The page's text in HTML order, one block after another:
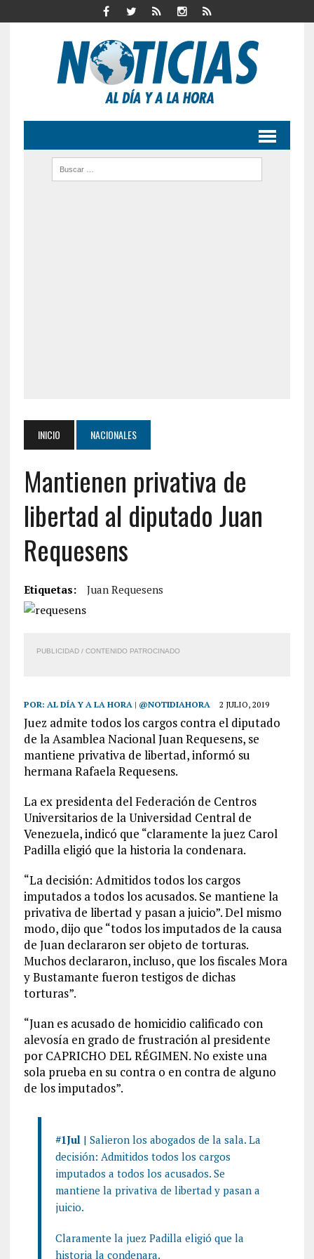
INICIO NACIONALES
Mantienen privativa de
libertad al diputado Juan
Requesens
Etiquetas: Juan Requesens
PUBLICIDAD / CONTENIDO PATROCINADO
POR: AL DÍA Y A LA HORA | @NOTIDIAHORA 2 JULIO, 2019
Juez admite todos los cargos contra el diputado
de la Asamblea Nacional Juan Requesens, se
mantiene privativa de libertad, informó su
hermana Rafaela Requesens.
La ex presidenta del Federación de Centros
Universitarios de la Universidad Central de
Venezuela, indicó que “claramente la juez Carol
Padilla eligió que la historia la condenara.
“La decisión: Admitidos todos los cargos
imputados a todos los acusados. Se mantiene la
privativa de libertad y pasan a juicio”. Del mismo
modo, dijo que “todos los imputados de la causa
de Juan declararon ser objeto de torturas.
Muchos declararon, incluso, que los fiscales Mora
y Bustamante fueron testigos de dichas
torturas”.
“Juan es acusado de homicidio calificado con
alevosía en grado de frustración al presidente
por CAPRICHO DEL RÉGIMEN. No existe una
sola prueba en su contra o en contra de alguno
de los imputados”.
#1Jul| Salieron los abogados de la sala. La
decisión: Admitidos todos los cargos
imputados a todos los acusados. Se
mantiene la privativa de libertad y pasan a
juicio.
Claramente la juez Padilla eligió que la
historia la condenara.